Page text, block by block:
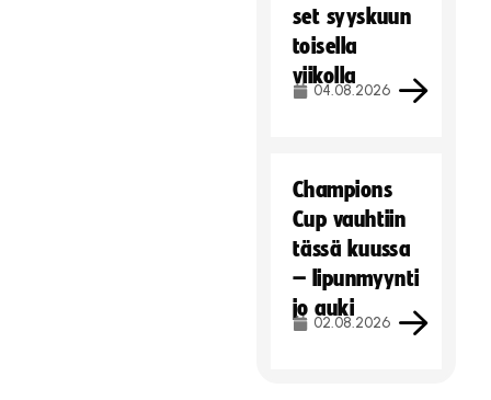
set syyskuun
toisella
viikolla
04.08.2026
Champions
Cup vauhtiin
tässä kuussa
– lipunmyynti
jo auki
02.08.2026